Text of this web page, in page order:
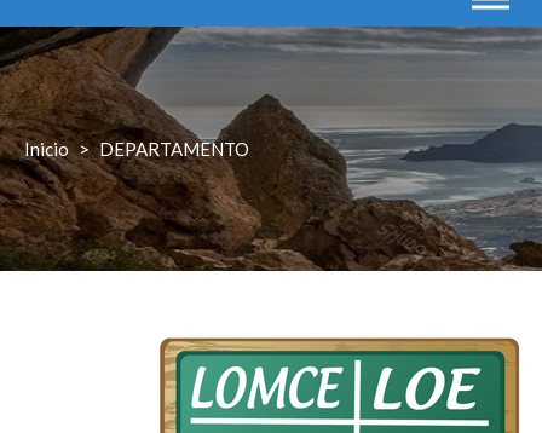
Inicio > DEPARTAMENTO